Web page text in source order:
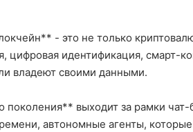
- это не только
цифровая идентификация, смарт-
владеют своими данными.
поколения** выходит за рамки
автономные агенты,